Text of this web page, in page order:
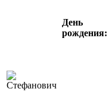
День
рождения: